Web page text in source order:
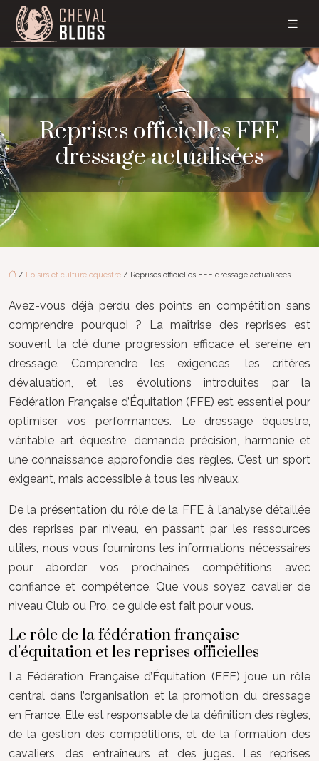
Reprises officielles FFE
dressage actualisées
/ Loisirs et culture équestre / Reprises officielles FFE dressage actualisées
Avez-vous déjà perdu des points en compétition sans
comprendre pourquoi ? La maîtrise des reprises est
souvent la clé d’une progression efficace et sereine en
dressage. Comprendre les exigences, les critères
d’évaluation, et les évolutions introduites par la
Fédération Française d’Équitation (FFE) est essentiel pour
optimiser vos performances. Le dressage équestre,
véritable art équestre, demande précision, harmonie et
une connaissance approfondie des règles. C’est un sport
exigeant, mais accessible à tous les niveaux.
De la présentation du rôle de la FFE à l’analyse détaillée
des reprises par niveau, en passant par les ressources
utiles, nous vous fournirons les informations nécessaires
pour aborder vos prochaines compétitions avec
confiance et compétence. Que vous soyez cavalier de
niveau Club ou Pro, ce guide est fait pour vous.
Le rôle de la fédération française
d’équitation et les reprises officielles
La Fédération Française d’Équitation (FFE) joue un rôle
central dans l’organisation et la promotion du dressage
en France. Elle est responsable de la définition des règles,
de la gestion des compétitions, et de la formation des
cavaliers, des entraîneurs et des juges. Les reprises